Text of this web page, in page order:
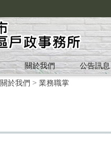
關於我們 公告訊息
關於我們 > 業務職掌